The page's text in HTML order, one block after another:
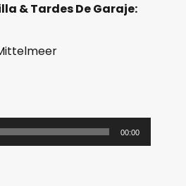
& Tardes De Garaje:
00:00